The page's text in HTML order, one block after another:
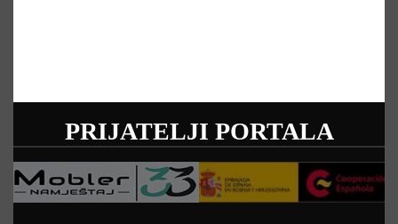
PRIJATELJI PORTALA